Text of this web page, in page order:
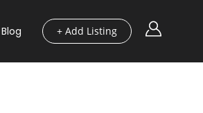
+ Add Listing
Blog